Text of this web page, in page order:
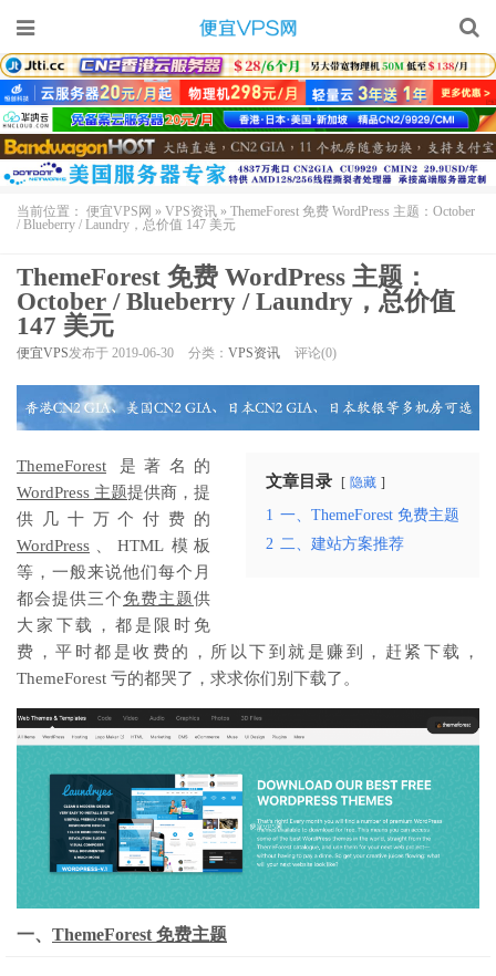
当前位置： 便宜VPS网 » VPS资讯 » ThemeForest 免费 WordPress 主题：October
/ Blueberry / Laundry，总价值 147 美元
ThemeForest 免费 WordPress 主题：
October / Blueberry / Laundry，总价值
147 美元
便宜VPS发布于 2019-06-30 分类： VPS资讯 评论(0)
文章目录 隐藏
1 一、ThemeForest 免费主题
2 二、建站方案推荐
ThemeForest 是著名的
WordPress 主题提供商，提
供几十万个付费的
WordPress 、HTML 模板
等，一般来说他们每个月
都会提供三个免费主题供
大家下载，都是限时免
费，平时都是收费的，所以下到就是赚到，赶紧下载，
ThemeForest 亏的都哭了，求求你们别下载了。
一、 ThemeForest 免费主题